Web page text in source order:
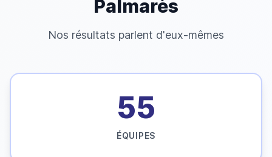
Palmarès
Nos résultats parlent d'eux-mêmes
55
ÉQUIPES